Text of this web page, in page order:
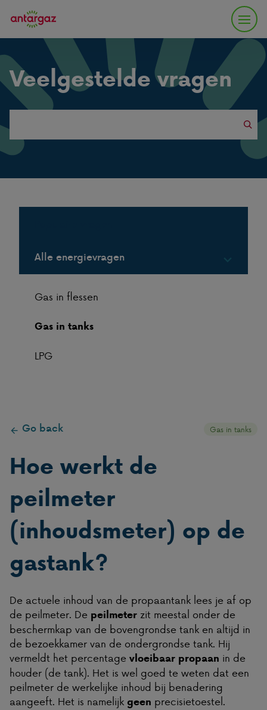
Veelgestelde vragen
this
website
Alle energievragen
Gas in flessen
Gas in tanks
LPG
Go back Gas in tanks
Hoe werkt de
peilmeter
(inhoudsmeter) op de
gastank?
De actuele inhoud van de propaantank lees je af op
de peilmeter. De peilmeter zit meestal onder de
beschermkap van de bovengrondse tank en altijd in
de bezoekkamer van de ondergrondse tank. Hij
vermeldt het percentage vloeibaar propaan in de
houder (de tank). Het is wel goed te weten dat een
peilmeter de werkelijke inhoud bij benadering
aangeeft. Het is namelijk geen precisietoestel.